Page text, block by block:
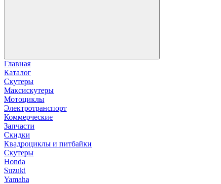
Главная
Каталог
Скутеры
Максискутеры
Мотоциклы
Электротранспорт
Коммерческие
Запчасти
Скидки
Квадроциклы и питбайки
Скутеры
Honda
Suzuki
Yamaha